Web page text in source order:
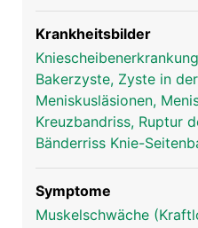
Zusätzlich besitzt das
denen der
das Kniegelenk
sich dabei
Bänder in Position
Krankheitsbilder
Bakerzyste, Zyste in
Meniskusläsionen,
Kreuzbandriss, Ruptur
Bänderriss Knie-
Symptome
Muskelschwäche